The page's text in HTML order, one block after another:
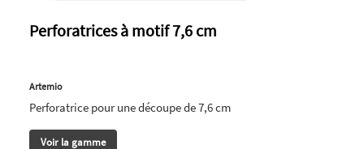
Perforatrices à motif 7,6 cm
Artemio
Perforatrice pour une découpe de 7,6 cm
Voir la gamme